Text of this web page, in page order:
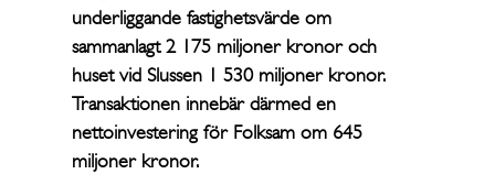
underliggande fastighetsvärde om
sammanlagt 2 175 miljoner kronor och
huset vid Slussen 1 530 miljoner kronor.
Transaktionen innebär därmed en
nettoinvestering för Folksam om 645
miljoner kronor.